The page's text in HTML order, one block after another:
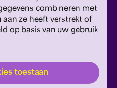
combineren met
ze heeft verstrekt of
op basis van uw gebruik
toestaan
cookies wijzigen
© philzuid